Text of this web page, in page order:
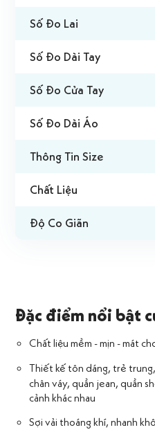
Số Đo Lai
Số Đo Dài Tay
Số Đo Cửa Tay
Số Đo Dài Áo
Thông Tin Size
Chất Liệu
Độ Co Giãn
Đặc điểm nổi bật
Chất liệu mềm - mịn - mát
Thiết kế tôn dáng, trẻ
chân váy, quần jean, quần
cảnh khác nhau
Sợi vải thoáng khí, nhanh